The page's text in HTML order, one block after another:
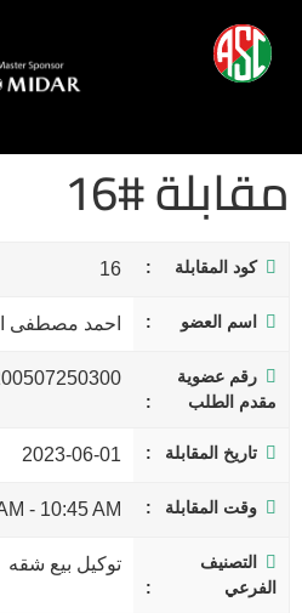
مقابلة #16
كود المقابلة 16
اسم العضو احمد مصطفى
رقم عضوية
مقدم الطلب
تاريخ المقابلة 2023-06-01
وقت المقابلة 10:45 AM
-
التصنيف
الفرعي
توكيل بيع شقه